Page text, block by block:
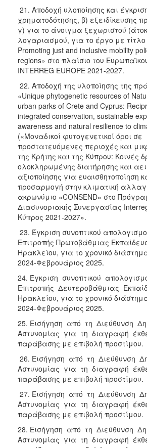
21. Αποδοχή υλοποίησης και
χρηματοδότησης, β) εξειδίκευσης
γ) για το άνοιγμα ξεχωριστού
λογαριασμού, για το έργο με τίτλο
Promoting just and inclusive mobility
regions» στο πλαίσιο του
INTERREG EUROPE 2021-2027.
22. Αποδοχή της υλοποίησης της
«Unique phytogenetic resources of
urban parks of Crete and Cyprus:
integrated conservation, sustainable
awareness and natural resilience to
(«Μοναδικοί φυτογενετικοί όροι σε
προστατευόμενες περιοχές και
της Κρήτης και της Κύπρου: Κοινές
ολοκληρωμένης διατήρησης και
αξιοποίησης για ευαισθητοποίηση
προσαρμογή στην κλιματική
ακρωνύμιο «CONSEND» στο
Διασυνοριακής Συνεργασίας
Κύπρος 2021-2027».
23. Έγκριση συνοπτικού
Επιτροπής Πρωτοβάθμιας
Ηρακλείου, για το χρονικό
2024-Φεβρουάριος 2025.
24. Έγκριση συνοπτικού
Επιτροπής Δευτεροβάθμιας
Ηρακλείου, για το χρονικό
2024-Φεβρουάριος 2025.
25. Εισήγηση από τη Διεύθυνση
Αστυνομίας για τη διαγραφή
παράβασης με επιβολή προστίμου.
26. Εισήγηση από τη Διεύθυνση
Αστυνομίας για τη διαγραφή
παράβασης με επιβολή προστίμου.
27. Εισήγηση από τη Διεύθυνση
Αστυνομίας για τη διαγραφή
παράβασης με επιβολή προστίμου.
28. Εισήγηση από τη Διεύθυνση
Αστυνομίας για τη διαγραφή